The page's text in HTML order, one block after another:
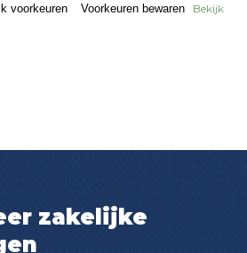
voorkeuren Voorkeuren bewaren
Bekijk
zakelijke